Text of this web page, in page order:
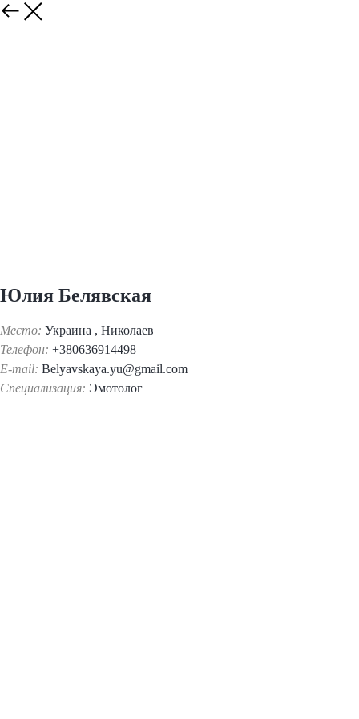
Юлия Белявская
Место: Украина , Николаев
Телефон: +380636914498
E-mail: Belyavskaya.yu@gmail.com
Специализация: Эмотолог